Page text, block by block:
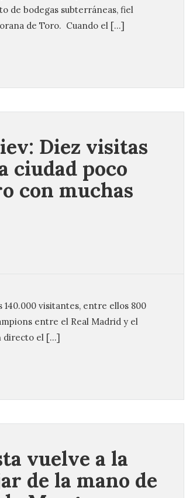
de bodegas subterráneas, fiel
de Toro. Cuando el […]
Diez visitas
ciudad poco
con muchas
140.000 visitantes, entre ellos 800
entre el Real Madrid y el
directo el […]
vuelve a la
de la mano de